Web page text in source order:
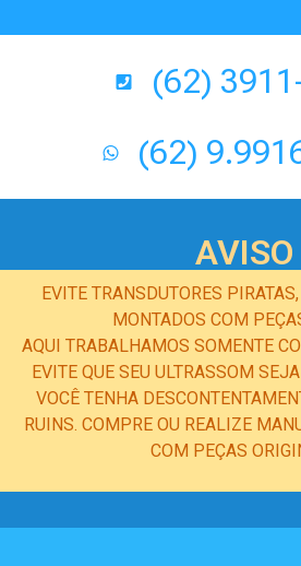
(62)
(62)
AVISO
EVITE TRANSDUTORES
MONTADOS COM
AQUI TRABALHAMOS SOMENTE
EVITE QUE SEU ULTRASSOM
VOCÊ TENHA
RUINS. COMPRE OU REALIZE
COM PEÇAS